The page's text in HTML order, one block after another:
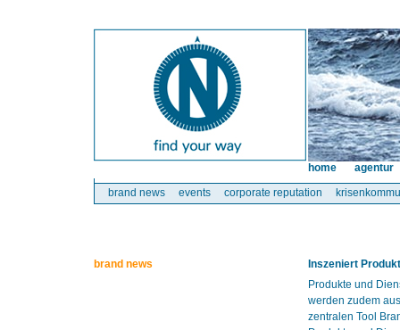
brand news events corporate reputation
home agentur
brand news
Inszeniert
Produkte und
werden zudem
zentralen Tool